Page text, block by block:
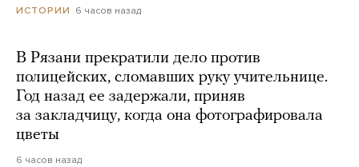
ИСТОРИИ 6 часов назад
В Рязани прекратили дело против
полицейских, сломавших руку учительнице.
Год назад ее задержали, приняв
за закладчицу, когда она фотографировала
цветы
6 часов назад